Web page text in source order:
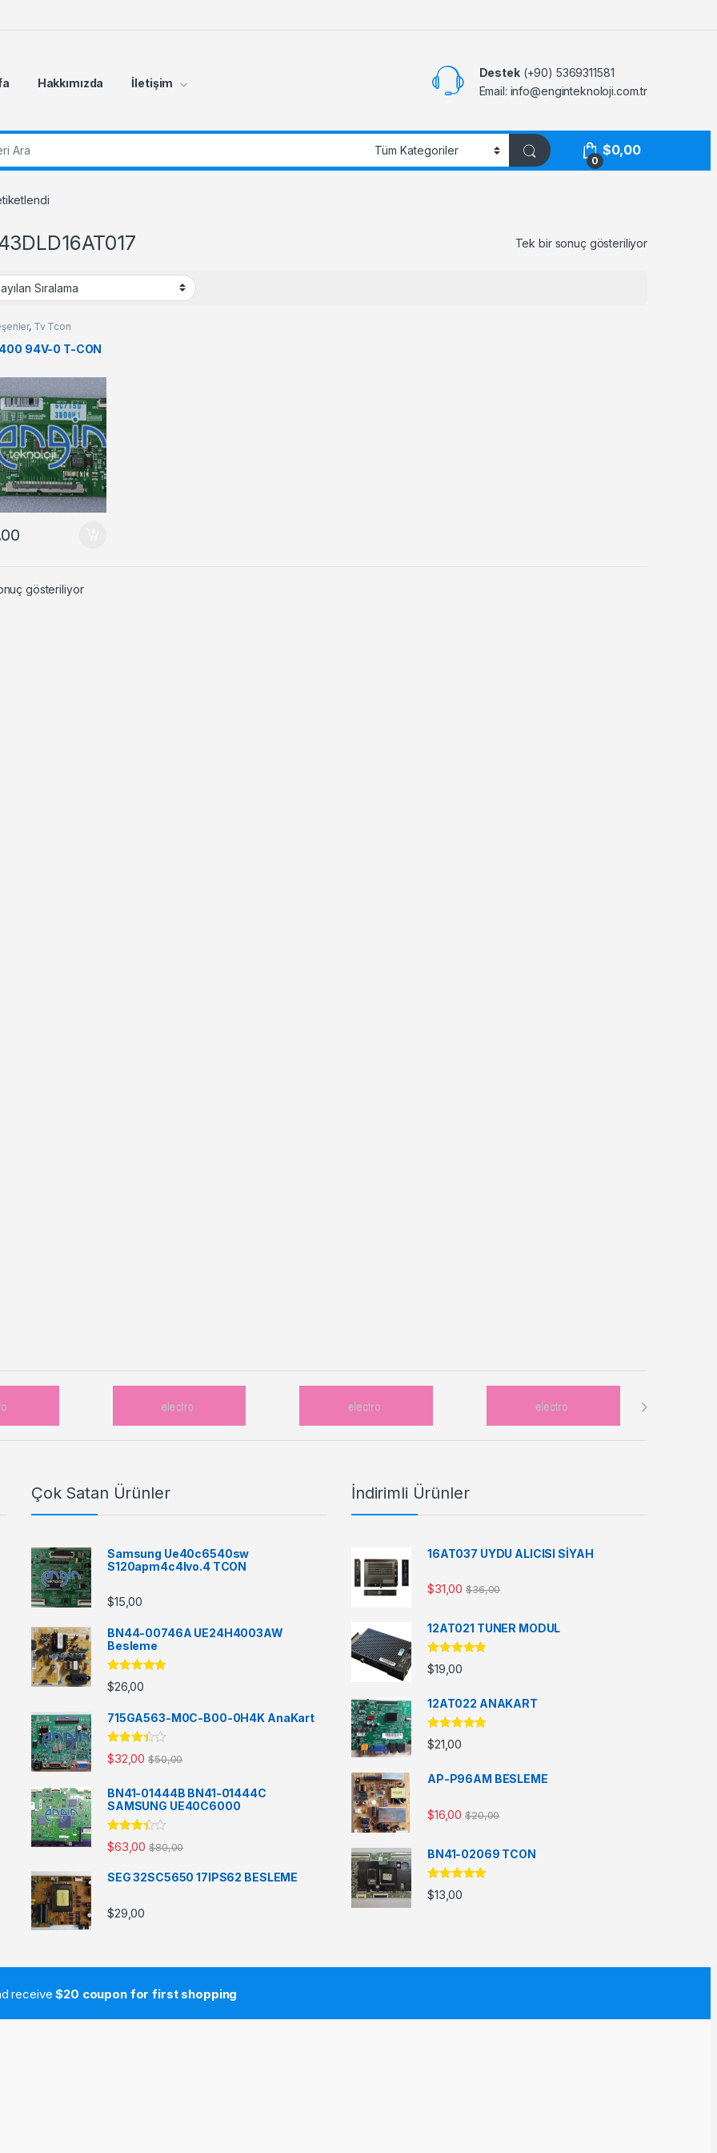
Hakkımızda İletişim
Destek(+90) 5369311581
Email: info@enginteknoloji.com.tr
0
$0,00
Tek bir sonuç gösteriliyor
, Tv Tcon
94V-0 T-CON
gösteriliyor
Çok Satan Ürünler
Samsung Ue40c6540sw
S120apm4c4lvo.4 TCON
$15,00
BN44-00746A UE24H4003AW
Besleme
5 üzerinden
5.00oy aldı
$26,00
715GA563-M0C-B00-0H4K AnaKart
5
üzerinde
oy aldı
$32,00 $50,00
BN41-01444B BN41-01444C
SAMSUNG UE40C6000
5
üzerinde
oy aldı
$63,00 $80,00
SEG 32SC5650 17IPS62 BESLEME
$29,00
İndirimli Ürünler
16AT037 UYDU ALICISI SİYAH
$31,00 $36,00
12AT021 TUNER MODUL
5 üzerinden
5.00oy aldı
$19,00
12AT022 ANAKART
5 üzerinden
5.00oy aldı
$21,00
AP-P96AM BESLEME
$16,00 $20,00
BN41-02069 TCON
5 üzerinden
5.00oy aldı
$13,00
receive$20 coupon for first shopping